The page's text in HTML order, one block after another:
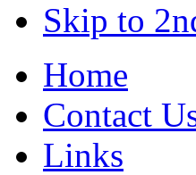
Skip to
Home
Contact
Links